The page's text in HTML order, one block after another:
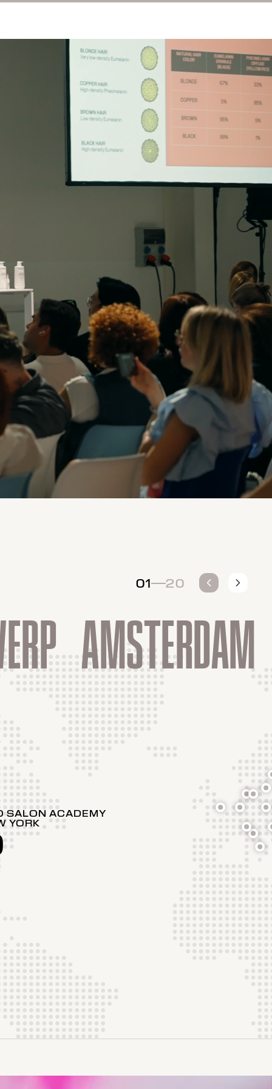
01- 20
AMSTERDAM
SALON ACADEMY
YORK